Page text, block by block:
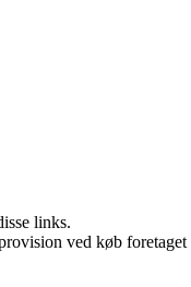
links.
ved køb